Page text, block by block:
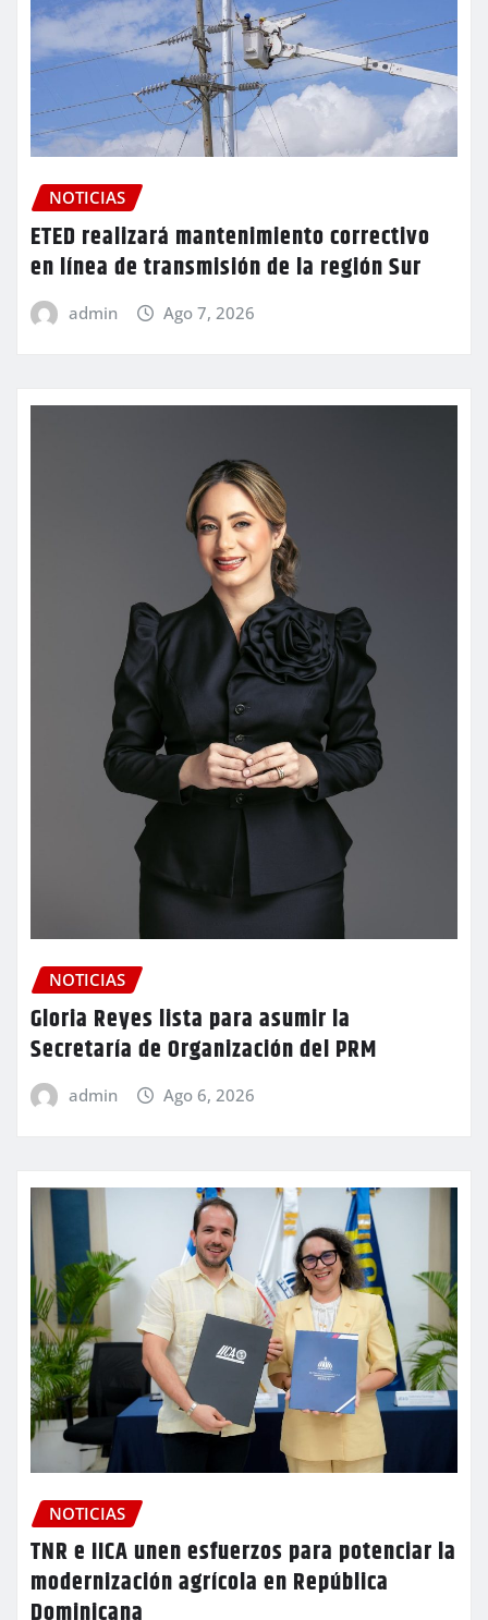
NOTICIAS
ETED realizará mantenimiento correctivo
en línea de transmisión de la región Sur
admin Ago 7, 2026
NOTICIAS
Gloria Reyes lista para asumir la
Secretaría de Organización del PRM
admin Ago 6, 2026
NOTICIAS
TNR e IICA unen esfuerzos para potenciar la
modernización agrícola en República